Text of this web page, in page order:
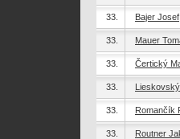
33. Bajer Josef
33. Mauer
33. Čertický
33.
33. Romančík
33. Routner